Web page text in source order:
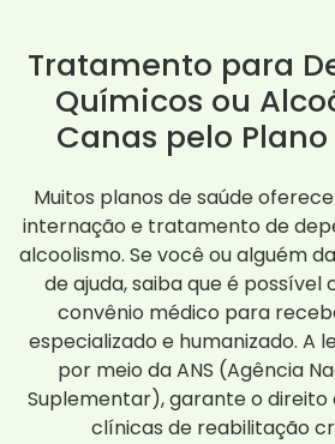
Tratamento para
Químicos ou
Canas pelo
Muitos planos de saúde
internação e tratamento de
alcoolismo. Se você ou alguém
de ajuda, saiba que é
convênio médico para
especializado e humanizado. A
por meio da ANS (Agência
Suplementar), garante o
clínicas de reabilitação